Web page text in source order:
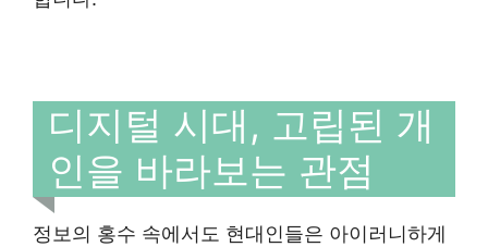
디지털 시대, 고립된 개
인을 바라보는 관점
정보의 홍수 속에서도 현대인들은 아이러니하게